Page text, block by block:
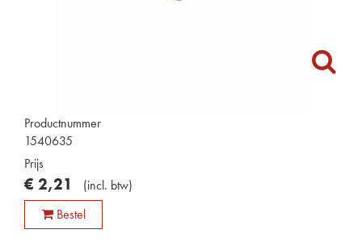
Productnummer
1540635
Prijs
€ 2,21 (incl. btw)
Bestel